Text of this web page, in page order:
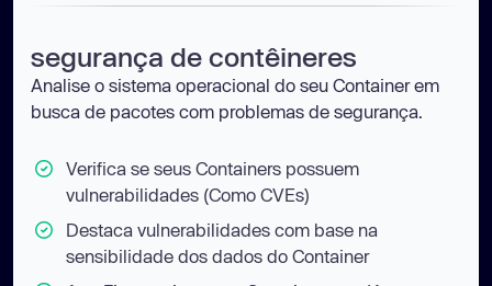
segurança de contêineres
Analise o sistema operacional do seu Container em
busca de pacotes com problemas de segurança.
Verifica se seus Containers possuem
vulnerabilidades (Como CVEs)
Destaca vulnerabilidades com base na
sensibilidade dos dados do Container